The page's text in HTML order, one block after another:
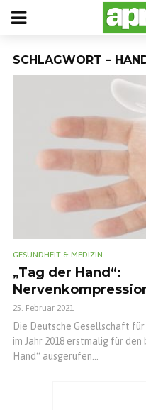
SCHLAGWORT –
GESUNDHEIT & MEDIZIN
„Tag der Hand“:
25. Februar 2021
Die Deutsche Gesellschaft
im Jahr 2018 erstmalig für
Hand“ ausgerufen...